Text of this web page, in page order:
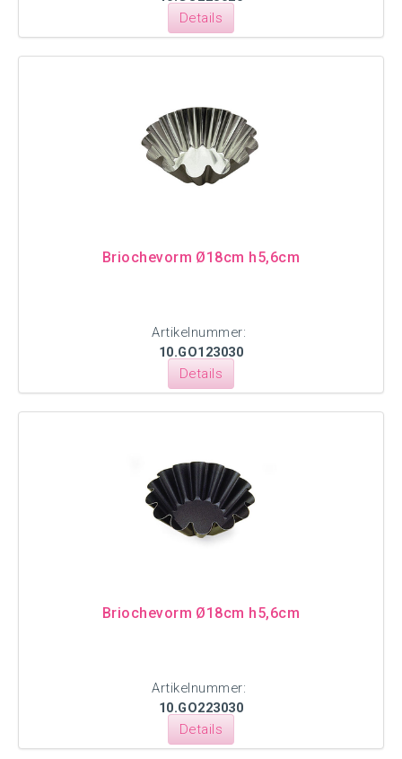
Details
Briochevorm Ø18cm h5,6cm
Artikelnummer:
10.GO123030
Details
Briochevorm Ø18cm h5,6cm
Artikelnummer:
10.GO223030
Details